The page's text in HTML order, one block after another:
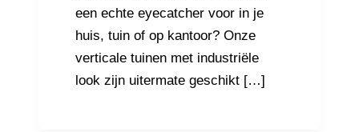
een echte eyecatcher voor in je
huis, tuin of op kantoor? Onze
verticale tuinen met industriële
look zijn uitermate geschikt […]